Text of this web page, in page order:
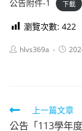
公告附件-1 下載
瀏覽次數: 422
Posthlvs369a
Post
Read上一篇文章
公告「113學年